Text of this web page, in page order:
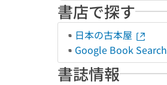
書店で探す
日本の古本屋
Google Book Search
書誌情報